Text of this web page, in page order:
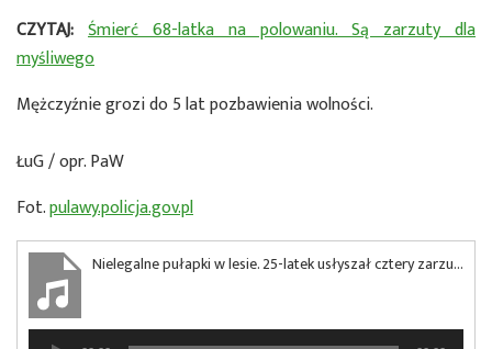
CZYTAJ: Śmierć 68-latka na polowaniu. Są zarzuty dla
myśliwego
Mężczyźnie grozi do 5 lat pozbawienia wolności.
ŁuG / opr. PaW
Fot.pulawy.policja.gov.pl
Nielegalne pułapki w lesie. 25-latek usłyszał cztery zarzuty
Odtwarzacz